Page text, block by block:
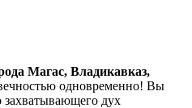
Магас, Владикавказ,
одновременно! Вы
захватывающего дух